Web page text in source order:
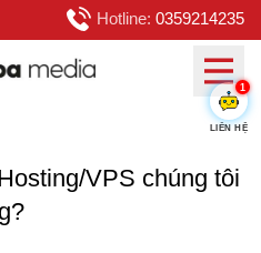
Hotline: 0359214235
VPS chúng tôi
1
LIÊN HỆ